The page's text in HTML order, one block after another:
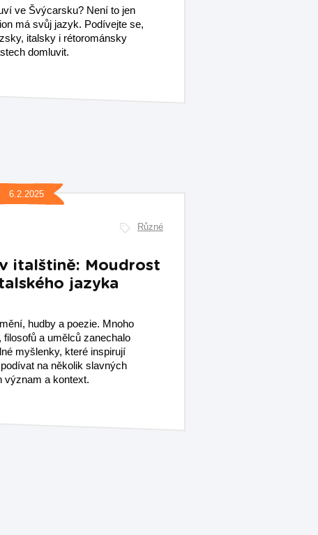
ve Švýcarsku? Není to jen
má svůj jazyk. Podívejte se,
italsky i rétorománsky
domluvit.
6.2.2025
Různé
italštině: Moudrost
jazyka
hudby a poezie. Mnoho
a umělců zanechalo
myšlenky, které inspirují
na několik slavných
význam a kontext.